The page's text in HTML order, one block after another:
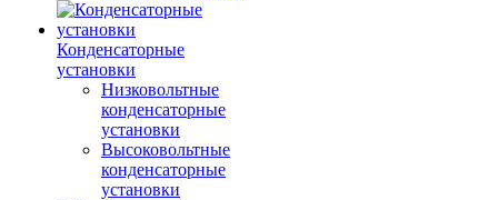
Конденсаторные
установки
Низковольтные
конденсаторные
установки
Высоковольтные
конденсаторные
установки